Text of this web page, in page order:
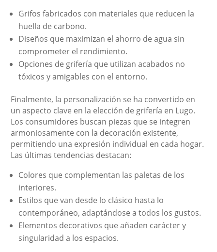
Grifos fabricados con materiales que reducen la
huella de carbono.
Diseños que maximizan el ahorro de agua sin
comprometer el rendimiento.
Opciones de grifería que utilizan acabados no
tóxicos y amigables con el entorno.
Finalmente, la personalización se ha convertido en
un aspecto clave en la elección de grifería en Lugo.
Los consumidores buscan piezas que se integren
armoniosamente con la decoración existente,
permitiendo una expresión individual en cada hogar.
Las últimas tendencias destacan:
Colores que complementan las paletas de los
interiores.
Estilos que van desde lo clásico hasta lo
contemporáneo, adaptándose a todos los gustos.
Elementos decorativos que añaden carácter y
singularidad a los espacios.